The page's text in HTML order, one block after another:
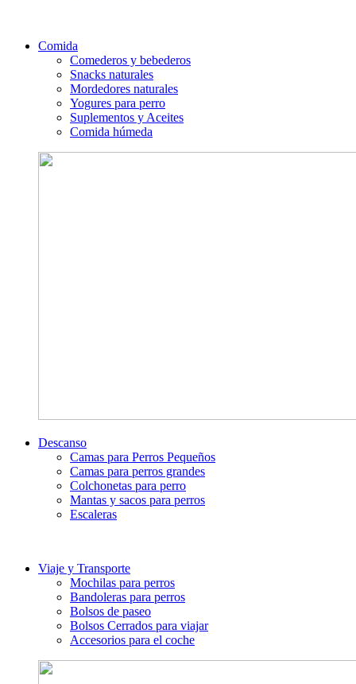
Comida
Comederos y bebederos
Snacks naturales
Mordedores naturales
Yogures para perro
Suplementos y Aceites
Comida húmeda
Descanso
Camas para Perros Pequeños
Camas para perros grandes
Colchonetas para perro
Mantas y sacos para perros
Escaleras
Viaje y Transporte
Mochilas para perros
Bandoleras para perros
Bolsos de paseo
Bolsos Cerrados para viajar
Accesorios para el coche